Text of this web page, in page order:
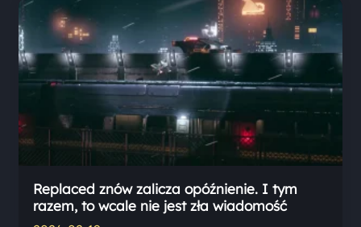
Replaced znów zalicza opóźnienie. I tym
razem, to wcale nie jest zła wiadomość